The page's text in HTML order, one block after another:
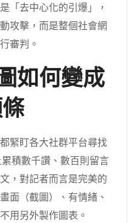
「去中心化的引爆」，
攻擊，而是整個社會網
審判。
如何變成
緊盯各大社群平台尋找
積數千讚、數百則留言
，對記者而言是完美的
面（截圖）、有情緒、
用另外製作圖表。